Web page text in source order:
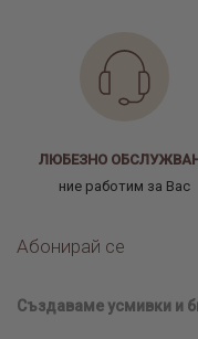
ЛЮБЕЗНО
ние работим за Вас
Абонирай се
Създаваме усмивки и